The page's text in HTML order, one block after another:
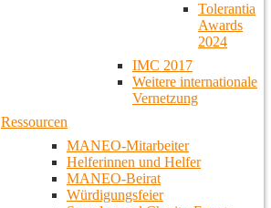
Tolerantia
Awards
2024
IMC 2017
Weitere internationale
Vernetzung
Ressourcen
MANEO-Mitarbeiter
Helferinnen und Helfer
MANEO-Beirat
Würdigungsfeier